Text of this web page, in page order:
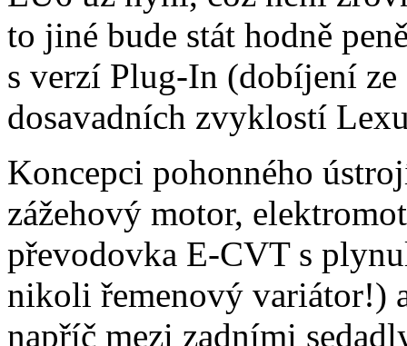
to jiné bude stát hodně
s verzí Plug-In (dobíjení
dosavadních zvyklostí
Koncepci pohonného
zážehový motor,
převodovka E-CVT s
nikoli řemenový variátor!)
napříč mezi zadními